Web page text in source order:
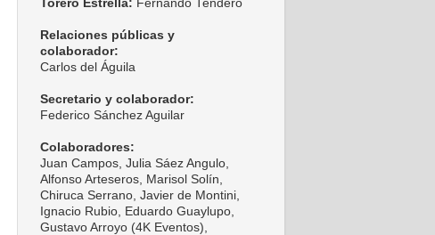
Torero Estrella: Fernando Tendero
Relaciones públicas y
colaborador:
Carlos del Águila
Secretario y colaborador:
Federico Sánchez Aguilar
Colaboradores:
Juan Campos, Julia Sáez Angulo,
Alfonso Arteseros, Marisol Solín,
Chiruca Serrano, Javier de Montini,
Ignacio Rubio, Eduardo Guaylupo,
Gustavo Arroyo (4K Eventos),